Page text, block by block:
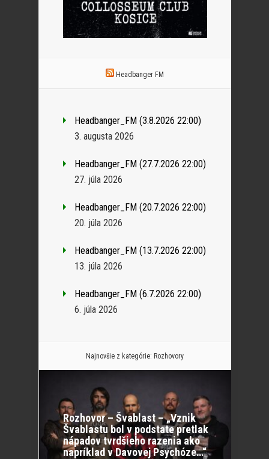
Headbanger FM
Headbanger_FM (3.8.2026 22:00)
3. augusta 2026
Headbanger_FM (27.7.2026 22:00)
27. júla 2026
Headbanger_FM (20.7.2026 22:00)
20. júla 2026
Headbanger_FM (13.7.2026 22:00)
13. júla 2026
Headbanger_FM (6.7.2026 22:00)
6. júla 2026
Najnovšie z kategórie: Rozhovory
Rozhovor – Švablast – „Vznik
Švablastu bol v podstate pretlak
nápadov tvrdšieho razenia ako
napríklad v Davovej Psychóze…“